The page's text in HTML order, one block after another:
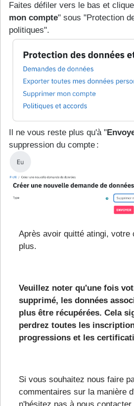
Faites défiler vers le bas et
mon compte" sous "Protection
politiques".
Il ne vous reste plus qu'à "
suppression du compte :
Après avoir quitté atingi, votre
plus.
Veuillez noter qu'une fois
supprimé, les données
plus être récupérées. Cela
perdrez toutes les
progressions et les
Si vous souhaitez nous faire
commentaires sur la manière